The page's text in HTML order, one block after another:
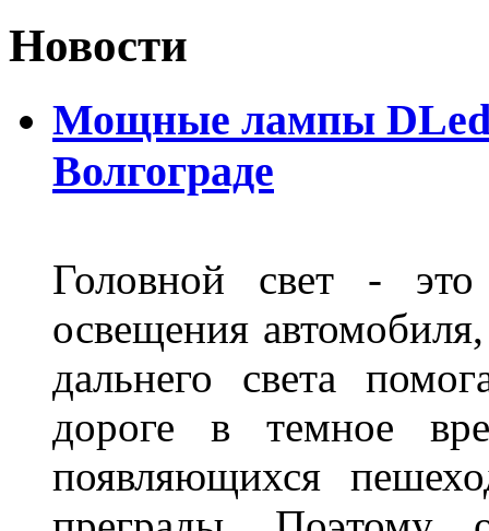
Новости
Мощные лампы DLed
Волгограде
Головной свет -
освещения
дальнего света
дороге в темное
появляющихся